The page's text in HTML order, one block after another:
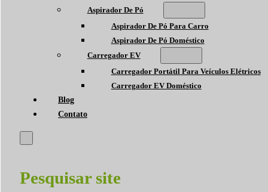
Aspirador De Pó
Aspirador De Pó Para Carro
Aspirador De Pó Doméstico
Carregador EV
Carregador Portátil Para Veículos Elétricos
Carregador EV Doméstico
Blog
Contato
Pesquisar site